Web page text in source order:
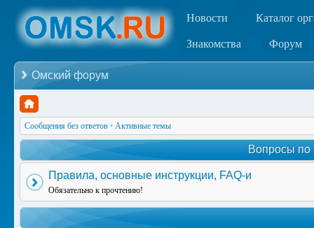
Новости Каталог
Знакомства Форум
Омский форум
Сообщения без ответов • Активные темы
Вопросы по
Правила, основные инструкции, FAQ-и
Обязательно к прочтению!